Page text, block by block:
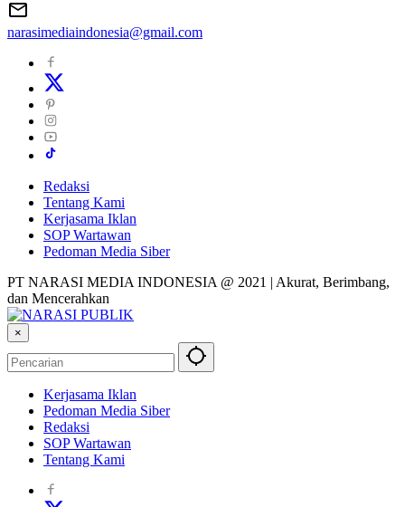
narasimediaindonesia@gmail.com
Redaksi
Tentang Kami
Kerjasama Iklan
SOP Wartawan
Pedoman Media Siber
PT NARASI MEDIA INDONESIA @ 2021 | Akurat, Berimbang,
dan Mencerahkan
×
Kerjasama Iklan
Pedoman Media Siber
Redaksi
SOP Wartawan
Tentang Kami